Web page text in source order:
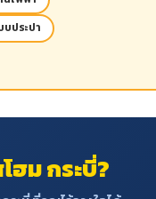
บประปา
ฮม กระบี่?